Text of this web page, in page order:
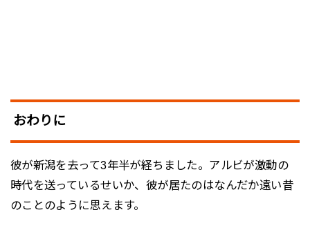
おわりに
彼が新潟を去って3年半が経ちました。アルビが激動の
時代を送っているせいか、彼が居たのはなんだか遠い昔
のことのように思えます。